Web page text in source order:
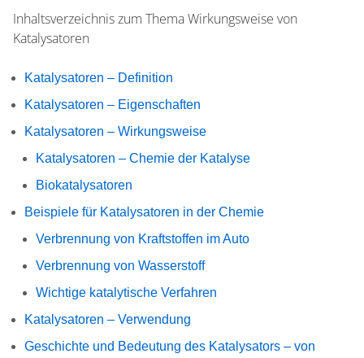
Inhaltsverzeichnis zum ThemaWirkungsweise von
Katalysatoren
Katalysatoren – Definition
Katalysatoren – Eigenschaften
Katalysatoren – Wirkungsweise
Katalysatoren – Chemie der Katalyse
Biokatalysatoren
Beispiele für Katalysatoren in der Chemie
Verbrennung von Kraftstoffen im Auto
Verbrennung von Wasserstoff
Wichtige katalytische Verfahren
Katalysatoren – Verwendung
Geschichte und Bedeutung des Katalysators – von